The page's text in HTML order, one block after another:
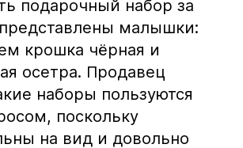
подарочный набор за
малышки:
крошка чёрная и
осетра. Продавец
наборы пользуются
поскольку
на вид и довольно